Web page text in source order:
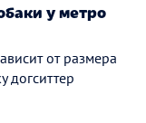
у метро
от размера
догситтер